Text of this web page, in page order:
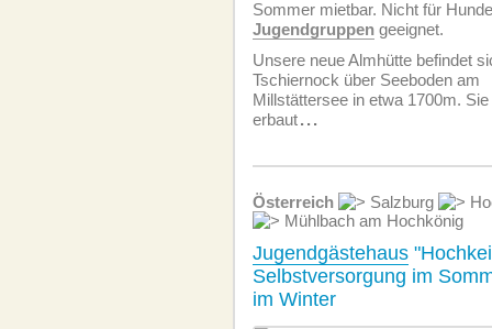
Sommer mietbar. Nicht für
Jugendgruppen geeignet.
Unsere neue Almhütte befindet
Tschiernock über Seeboden am
Millstättersee in etwa 1700m.
erbaut...
Österreich Salzburg
Mühlbach am Hochkönig
Jugendgästehaus
Selbstversorgung im
im Winter